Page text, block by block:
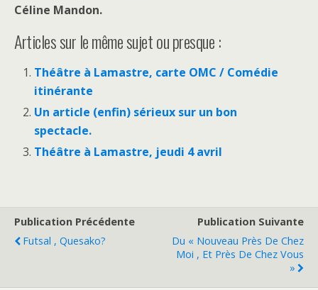
Céline Mandon.
Articles sur le même sujet ou presque :
Théâtre à Lamastre, carte OMC / Comédie
itinérante
Un article (enfin) sérieux sur un bon
spectacle.
Théâtre à Lamastre, jeudi 4 avril
Publication Précédente
Futsal , Quesako?
Publication Suivante
Du « Nouveau Près De Chez
Moi , Et Près De Chez Vous
»